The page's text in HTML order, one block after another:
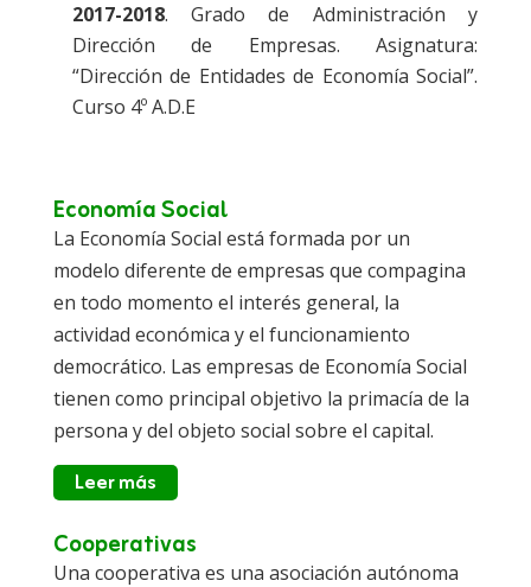
2017-2018. Grado de Administración y
Dirección de Empresas. Asignatura:
“Dirección de Entidades de Economía Social”.
Curso 4º A.D.E
Economía Social
La Economía Social está formada por un
modelo diferente de empresas que compagina
en todo momento el interés general, la
actividad económica y el funcionamiento
democrático. Las empresas de Economía Social
tienen como principal objetivo la primacía de la
persona y del objeto social sobre el capital.
Leer más
Cooperativas
Una cooperativa es una asociación autónoma